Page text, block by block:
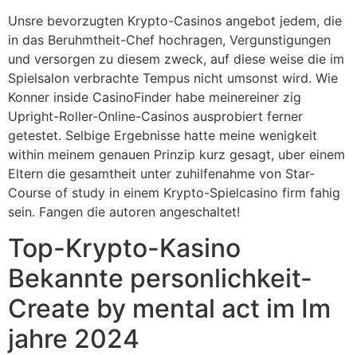
Unsre bevorzugten Krypto-Casinos angebot jedem, die
in das Beruhmtheit-Chef hochragen, Vergunstigungen
und versorgen zu diesem zweck, auf diese weise die im
Spielsalon verbrachte Tempus nicht umsonst wird. Wie
Konner inside CasinoFinder habe meinereiner zig
Upright-Roller-Online-Casinos ausprobiert ferner
getestet. Selbige Ergebnisse hatte meine wenigkeit
within meinem genauen Prinzip kurz gesagt, uber einem
Eltern die gesamtheit unter zuhilfenahme von Star-
Course of study in einem Krypto-Spielcasino firm fahig
sein. Fangen die autoren angeschaltet!
Top-Krypto-Kasino
Bekannte personlichkeit-
Create by mental act im Im
jahre 2024